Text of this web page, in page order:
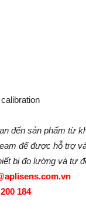
đến sản phẩm từ
để được hỗ trợ
bị đo lường và tự
184